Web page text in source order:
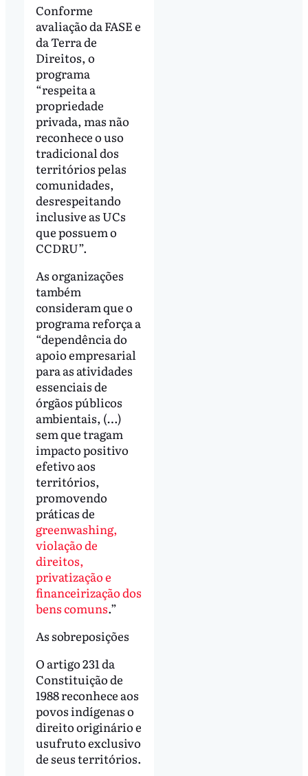
Conforme
avaliação da FASE e
da Terra de
Direitos, o
programa
“respeita a
propriedade
privada, mas não
reconhece o uso
tradicional dos
territórios pelas
comunidades,
desrespeitando
inclusive as UCs
que possuem o
CCDRU”.
As organizações
também
consideram que o
programa reforça a
“dependência do
apoio empresarial
para as atividades
essenciais de
órgãos públicos
ambientais, (…)
sem que tragam
impacto positivo
efetivo aos
territórios,
promovendo
práticas de
greenwashing,
violação de
direitos,
privatização e
financeirização dos
bens comuns.”
As sobreposições
O artigo 231 da
Constituição de
1988 reconhece aos
povos indígenas o
direito originário e
usufruto exclusivo
de seus territórios.